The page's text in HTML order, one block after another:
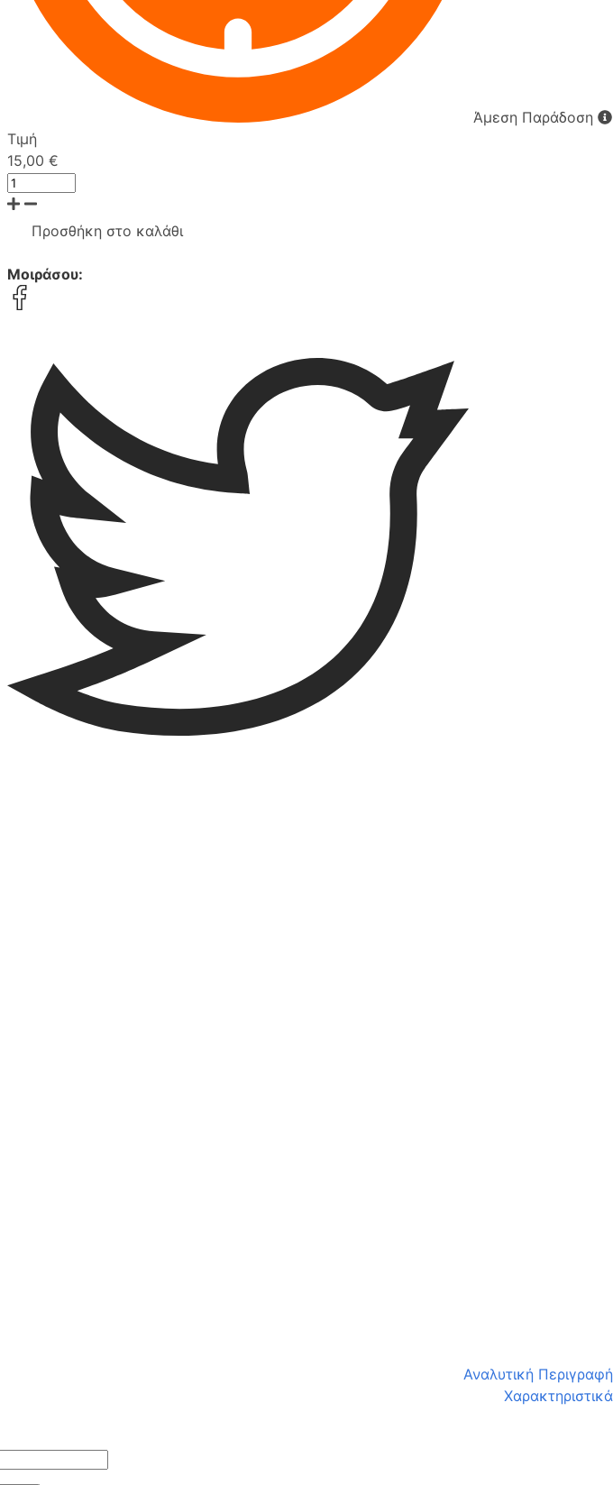
Άμεση Παράδοση
Τιμή
15,00 €
Προσθήκη στο καλάθι
Μοιράσου:
Αναλυτική Περιγραφή
Χαρακτηριστικά